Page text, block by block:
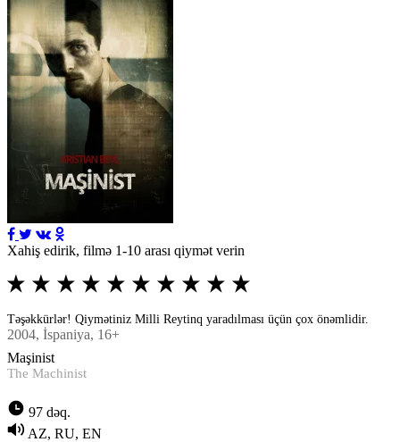
Xahiş edirik, filmə 1-10 arası qiymət verin
Təşəkkürlər! Qiymətiniz Milli Reytinq yaradılması üçün çox önəmlidir.
2004, İspaniya, 16+
Maşinist
The Machinist
97 dəq.
AZ, RU, EN